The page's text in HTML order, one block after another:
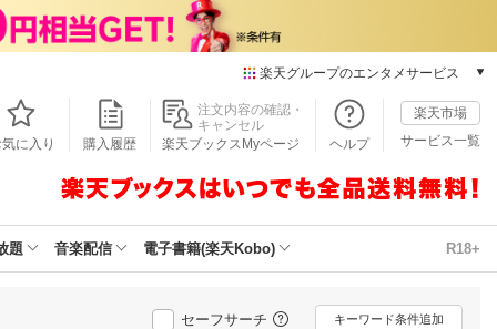
楽天グループのエンタメサービス
本/ゲーム/CD/DVD
楽天ブックス
楽天Kobo
動画配信
気に入り 購入履歴
注文内容の確認・
キャンセル
楽天ブックスMyページ
ヘルプ
楽天市場
サービス一覧
題 音楽配信 電子書籍(楽天Kobo) R18+
セーフサーチ キーワード条件追加